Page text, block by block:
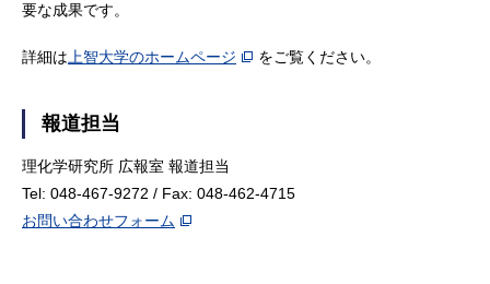
要な成果です。
詳細は 上智大学のホームページ をご覧ください。
報道担当
理化学研究所 広報室 報道担当
Tel: 048-467-9272 / Fax: 048-462-4715
お問い合わせフォーム